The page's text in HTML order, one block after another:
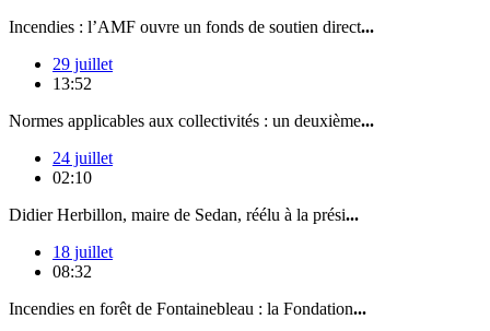
Incendies : l’AMF ouvre un fonds de soutien direct...
29 juillet
13:52
Normes applicables aux collectivités : un deuxième...
24 juillet
02:10
Didier Herbillon, maire de Sedan, réélu à la prési...
18 juillet
08:32
Incendies en forêt de Fontainebleau : la Fondation...